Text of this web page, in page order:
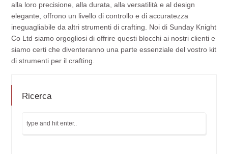
alla loro precisione, alla durata, alla versatilità e al design
elegante, offrono un livello di controllo e di accuratezza
ineguagliabile da altri strumenti di crafting. Noi di Sunday Knight
Co Ltd siamo orgogliosi di offrire questi blocchi ai nostri clienti e
siamo certi che diventeranno una parte essenziale del vostro kit
di strumenti per il crafting.
Ricerca